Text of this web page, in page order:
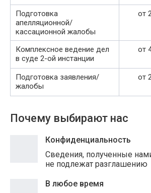
Подготовка
апелляционной/
кассационной жалобы
от
Комплексное ведение дел
в суде 2-ой инстанции
от
Подготовка заявления/
жалобы
от
Почему выбирают нас
Конфиденциальность
Сведения, полученные
не подлежат разглашению
В любое время